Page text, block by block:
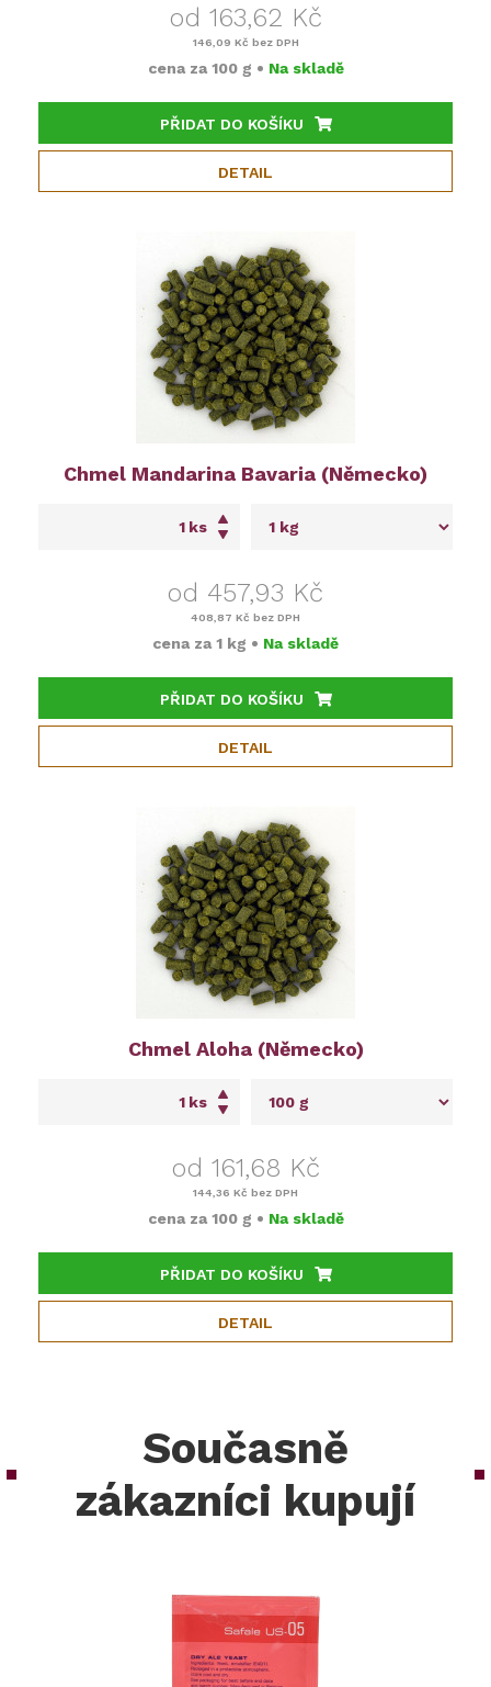
od 163,62 Kč
146,09 Kč bez DPH
cena za 100 g • Na skladě
PŘIDAT DO KOŠÍKU
DETAIL
Chmel Mandarina Bavaria (Německo)
ks
od 457,93 Kč
408,87 Kč bez DPH
cena za 1 kg • Na skladě
PŘIDAT DO KOŠÍKU
DETAIL
Chmel Aloha (Německo)
ks
od 161,68 Kč
144,36 Kč bez DPH
cena za 100 g • Na skladě
PŘIDAT DO KOŠÍKU
DETAIL
Současně
zákazníci kupují